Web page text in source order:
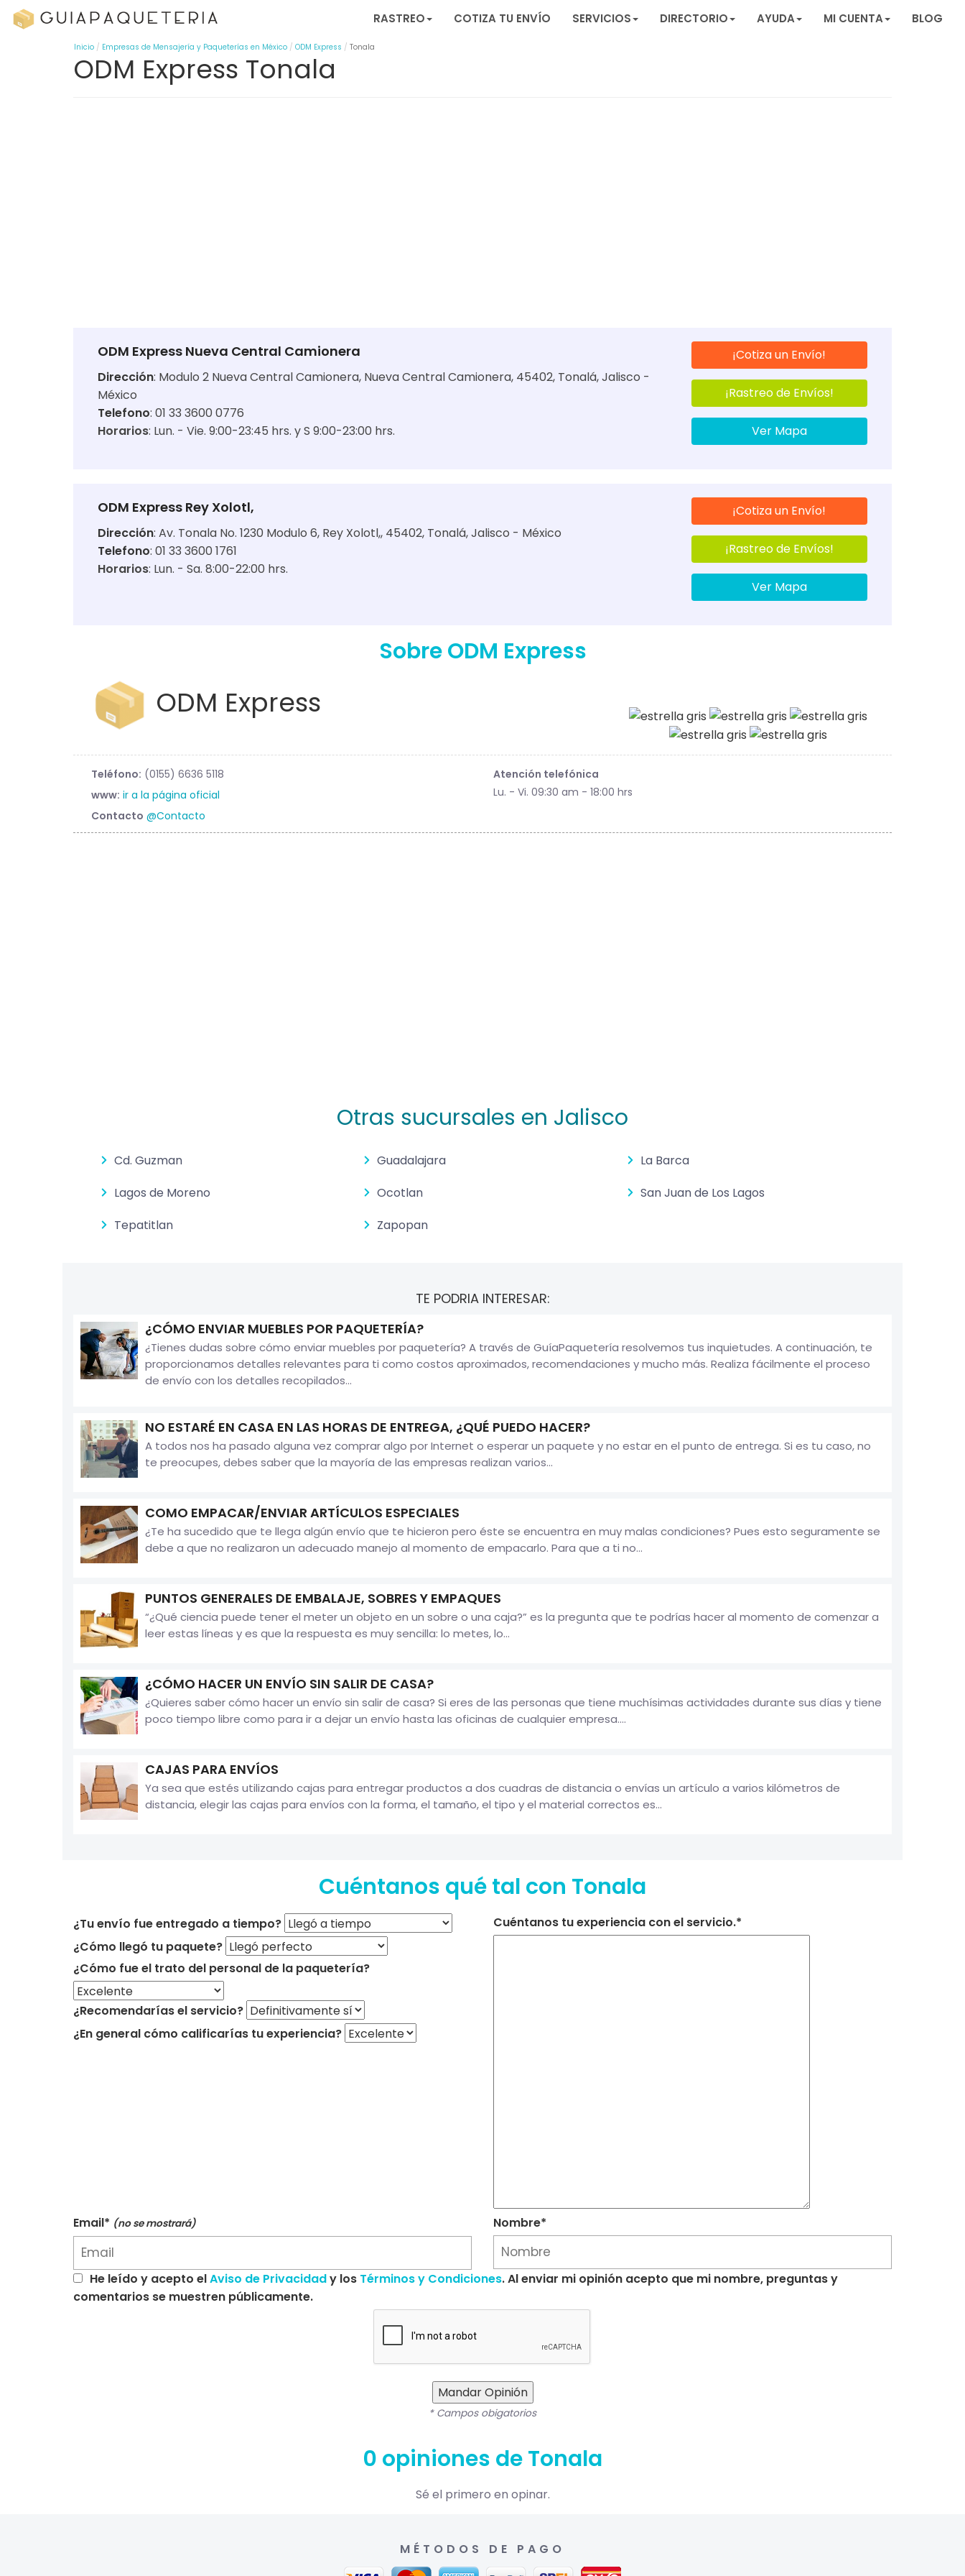
RASTREO COTIZA TU ENVÍO SERVICIOS DIRECTORIO AYUDA MI CUENTA BLOG
Inicio Empresas de Mensajería y Paqueterías en México ODM Express Tonala
ODM Express Tonala
ODM Express Nueva Central Camionera
Dirección: Modulo 2 Nueva Central Camionera, Nueva Central Camionera, 45402, Tonalá, Jalisco -
México
Telefono: 01 33 3600 0776
Horarios: Lun. - Vie. 9:00-23:45 hrs. y S 9:00-23:00 hrs.
¡Cotiza un Envío!
¡Rastreo de Envíos!
Ver Mapa
ODM Express Rey Xolotl,
Dirección: Av. Tonala No. 1230 Modulo 6, Rey Xolotl,, 45402, Tonalá, Jalisco - México
Telefono: 01 33 3600 1761
Horarios: Lun. - Sa. 8:00-22:00 hrs.
¡Cotiza un Envío!
¡Rastreo de Envíos!
Ver Mapa
Sobre ODM Express
ODM Express
Teléfono: (0155) 6636 5118
www: ir a la página oficial
Contacto @Contacto
Atención telefónica
Lu. - Vi. 09:30 am - 18:00 hrs
Otras sucursales en Jalisco
Cd. Guzman Guadalajara
La Barca
Lagos de Moreno
Ocotlan
San Juan de Los Lagos
Tepatitlan
Zapopan
TE PODRIA INTERESAR:
¿CÓMO ENVIAR MUEBLES POR PAQUETERÍA?
¿Tienes dudas sobre cómo enviar muebles por paquetería? A través de GuíaPaquetería resolvemos tus inquietudes. A continuación, te
proporcionamos detalles relevantes para ti como costos aproximados, recomendaciones y mucho más. Realiza fácilmente el proceso
de envío con los detalles recopilados...
NO ESTARÉ EN CASA EN LAS HORAS DE ENTREGA, ¿QUÉ PUEDO HACER?
A todos nos ha pasado alguna vez comprar algo por Internet o esperar un paquete y no estar en el punto de entrega. Si es tu caso, no
te preocupes, debes saber que la mayoría de las empresas realizan varios...
COMO EMPACAR/ENVIAR ARTÍCULOS ESPECIALES
¿Te ha sucedido que te llega algún envío que te hicieron pero éste se encuentra en muy malas condiciones? Pues esto seguramente se
debe a que no realizaron un adecuado manejo al momento de empacarlo. Para que a ti no...
PUNTOS GENERALES DE EMBALAJE, SOBRES Y EMPAQUES
“¿Qué ciencia puede tener el meter un objeto en un sobre o una caja?” es la pregunta que te podrías hacer al momento de comenzar a
leer estas líneas y es que la respuesta es muy sencilla: lo metes, lo...
¿CÓMO HACER UN ENVÍO SIN SALIR DE CASA?
¿Quieres saber cómo hacer un envío sin salir de casa? Si eres de las personas que tiene muchísimas actividades durante sus días y tiene
poco tiempo libre como para ir a dejar un envío hasta las oficinas de cualquier empresa....
CAJAS PARA ENVÍOS
Ya sea que estés utilizando cajas para entregar productos a dos cuadras de distancia o envías un artículo a varios kilómetros de
distancia, elegir las cajas para envíos con la forma, el tamaño, el tipo y el material correctos es...
Cuéntanos qué tal con Tonala
¿Tu envío fue entregado a tiempo?
¿Cómo llegó tu paquete?
¿Cómo fue el trato del personal de la paquetería?
¿Recomendarías el servicio?
¿En general cómo calificarías tu experiencia?
Cuéntanos tu experiencia con el servicio.*
Email* (no se mostrará) Nombre*
He leído y acepto elAviso de Privacidady los Términos y Condiciones. Al enviar mi opinión acepto que mi nombre, preguntas y
comentarios se muestren públicamente.
Mandar Opinión
* Campos obigatorios
0 opiniones de Tonala
Sé el primero en opinar.
MÉTODOS DE PAGO